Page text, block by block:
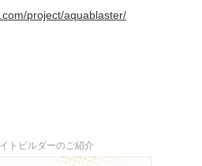
project/aquablaster/
トビルダーのご紹介